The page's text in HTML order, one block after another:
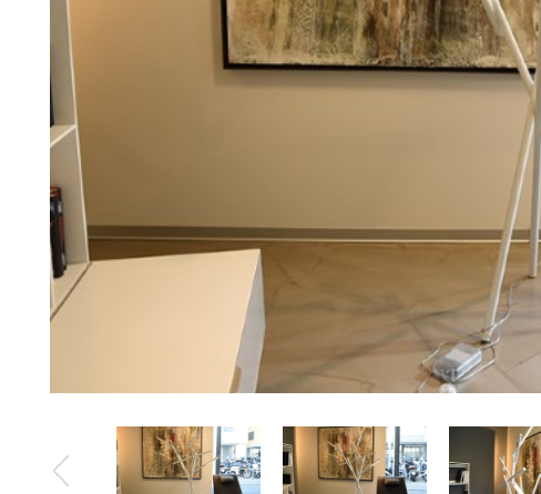
Divani letto